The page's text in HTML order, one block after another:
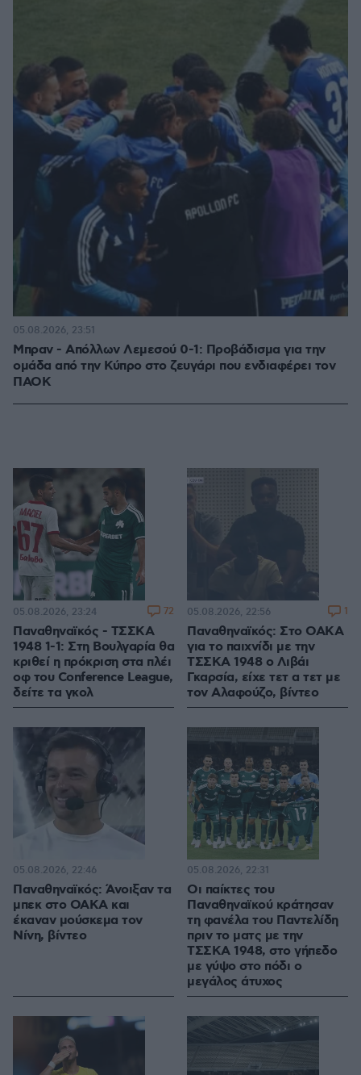
Μπραν - Απόλλων Λεμεσού 0-1: Προβάδισμα για την
ομάδα από την Κύπρο στο ζευγάρι που ενδιαφέρει τον
ΠΑΟΚ
05.08.2026, 23:51
Παναθηναϊκός - ΤΣΣΚΑ
1948 1-1: Στη Βουλγαρία θα
κριθεί η πρόκριση στα πλέι
οφ του Conference League,
δείτε τα γκολ
05.08.2026, 23:24 72
Παναθηναϊκός: Στο ΟΑΚΑ
για το παιχνίδι με την
ΤΣΣΚΑ 1948 ο Λιβάι
Γκαρσία, είχε τετ α τετ με
τον Αλαφούζο, βίντεο
05.08.2026, 22:56 1
Παναθηναϊκός: Άνοιξαν τα
μπεκ στο ΟΑΚΑ και
έκαναν μούσκεμα τον
Νίνη, βίντεο
05.08.2026, 22:46
Οι παίκτες του
Παναθηναϊκού κράτησαν
τη φανέλα του Παντελίδη
πριν το ματς με την
ΤΣΣΚΑ 1948, στο γήπεδο
με γύψο στο πόδι ο
μεγάλος άτυχος
05.08.2026, 22:31